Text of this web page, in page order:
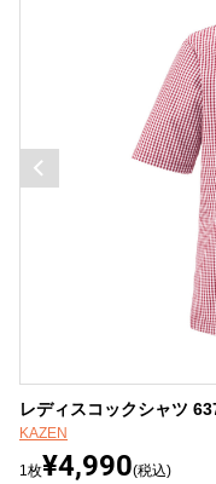
レディスコックシャツ
KAZEN
1枚¥4,990(税込)